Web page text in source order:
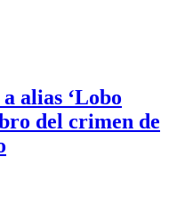
alias ‘Lobo
del crimen de